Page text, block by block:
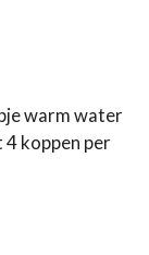
warm water
koppen per